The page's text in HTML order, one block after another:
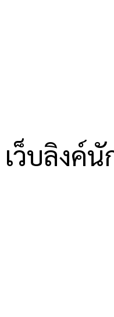
เว็บลิงค์นั